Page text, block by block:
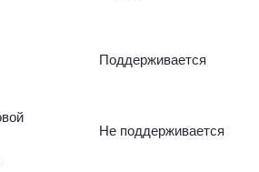
Поддерживается
Не поддерживается